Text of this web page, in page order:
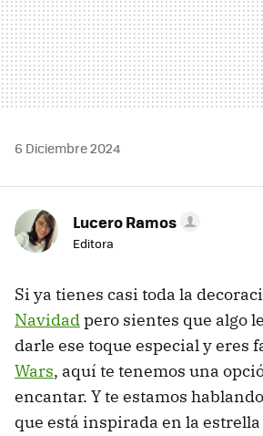
6 Diciembre 2024
Lucero Ramos
Editora
Si ya tienes casi toda la
Navidadpero sientes que algo
darle ese toque especial y eres
Wars, aquí te tenemos una
encantar. Y te estamos
que está inspirada en la